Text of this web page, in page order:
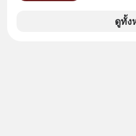
ป๊าผมเห็น
ดูทั้ง